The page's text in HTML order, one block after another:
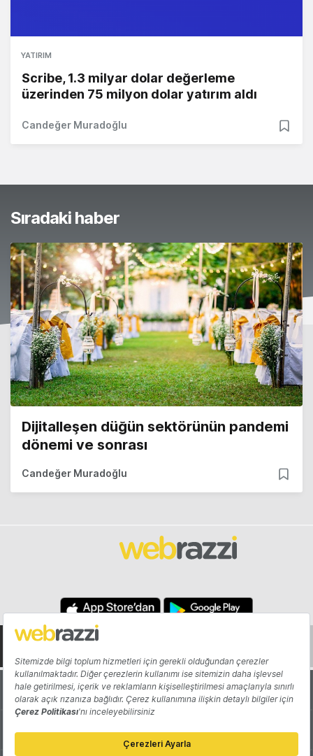
YATIRIM
Scribe, 1.3 milyar dolar değerleme
üzerinden 75 milyon dolar yatırım aldı
Candeğer Muradoğlu
Sıradaki haber
Dijitalleşen düğün sektörünün pandemi
dönemi ve sonrası
Candeğer Muradoğlu
Hakkında Yazarlar
Katkıda Bulun Reklam